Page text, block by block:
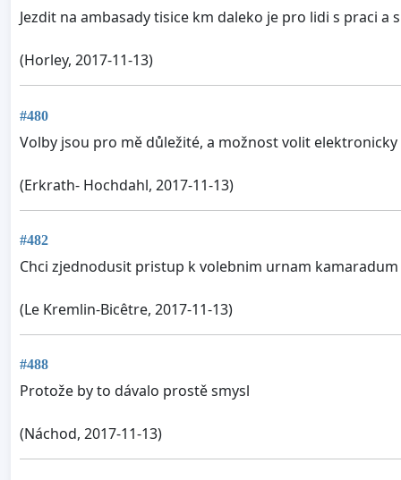
Jezdit na ambasady tisice km daleko je pro lidi s praci a
(Horley, 2017-11-13)
#480
Volby jsou pro mě důležité, a možnost volit
(Erkrath- Hochdahl, 2017-11-13)
#482
Chci zjednodusit pristup k volebnim urnam
(Le Kremlin-Bicêtre, 2017-11-13)
#488
Protože by to dávalo prostě smysl
(Náchod, 2017-11-13)